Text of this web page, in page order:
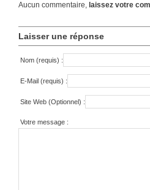
Aucun commentaire, laissez votre
Laisser une réponse
Nom (requis) :
E-Mail (requis) :
Site Web (Optionnel) :
Votre message :